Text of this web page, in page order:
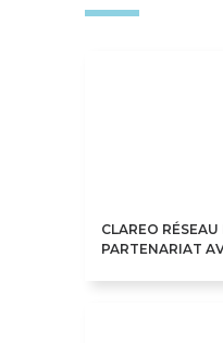
CLAREO
PARTENARIAT